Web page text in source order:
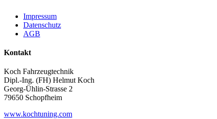
Impressum
Datenschutz
AGB
Kontakt
Koch Fahrzeugtechnik
Dipl.-Ing. (FH) Helmut Koch
Georg-Ühlin-Strasse 2
79650 Schopfheim
www.kochtuning.com